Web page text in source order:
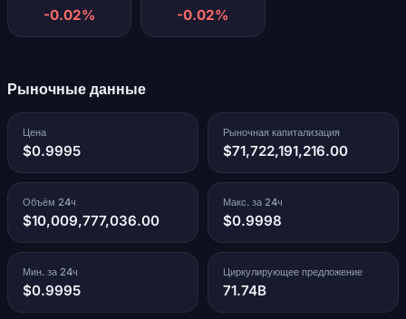
-0.02% -0.02%
Рыночные данные
Цена
$0.9995
Рыночная капитализация
$71,722,191,216.00
Объём 24ч
$10,009,777,036.00
Макс. за 24ч
$0.9998
Мин. за 24ч
$0.9995
Циркулирующее предложение
71.74B